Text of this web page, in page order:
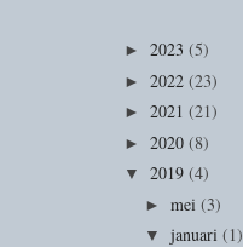
► 2023 (5)
► 2022 (23)
► 2021 (21)
► 2020 (8)
▼ 2019 (4)
► mei (3)
▼ januari (1)